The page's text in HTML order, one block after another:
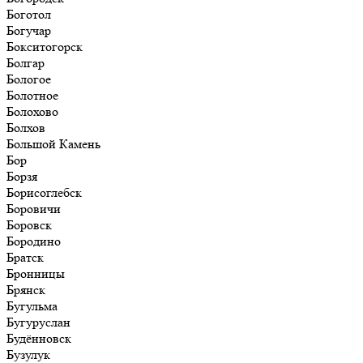
Боготол
Богучар
Бокситогорск
Болгар
Бологое
Болотное
Болохово
Болхов
Большой Камень
Бор
Борзя
Борисоглебск
Боровичи
Боровск
Бородино
Братск
Бронницы
Брянск
Бугульма
Бугуруслан
Будённовск
Бузулук